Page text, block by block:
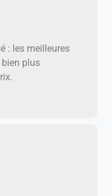
: les meilleures
plus